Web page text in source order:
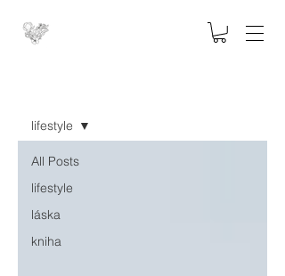
All Posts
lifestyle
láska
kniha
lifestyle